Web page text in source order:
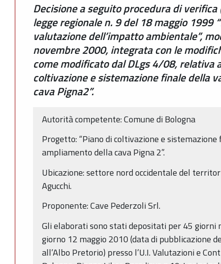
Decisione a seguito procedura di
legge regionale n. 9 del 18 maggio 1999
valutazione dell’impatto ambientale”,
novembre 2000, integrata con le
come modificato dal DLgs 4/08, relativa
coltivazione e sistemazione finale della
cava Pigna2”.
Autorità competente: Comune di Bologna
Progetto: “Piano di coltivazione e
ampliamento della cava Pigna 2”.
Ubicazione: settore nord occidentale del
Agucchi.
Proponente: Cave Pederzoli Srl.
Gli elaborati sono stati depositati per 45 giorni
giorno 12 maggio 2010 (data di pubblicazione
all’Albo Pretorio) presso l’U.I. Valutazioni e